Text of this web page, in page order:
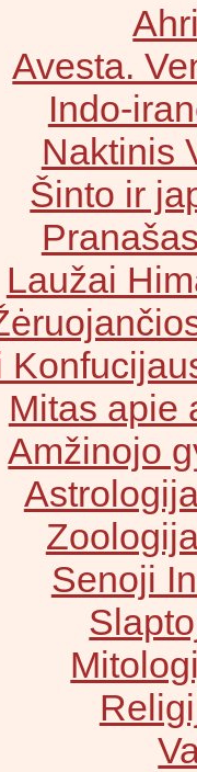
Avesta.
Indo-
Naktinis
Šinto ir
Laužai
Mitas apie
Amžinojo
Senoji